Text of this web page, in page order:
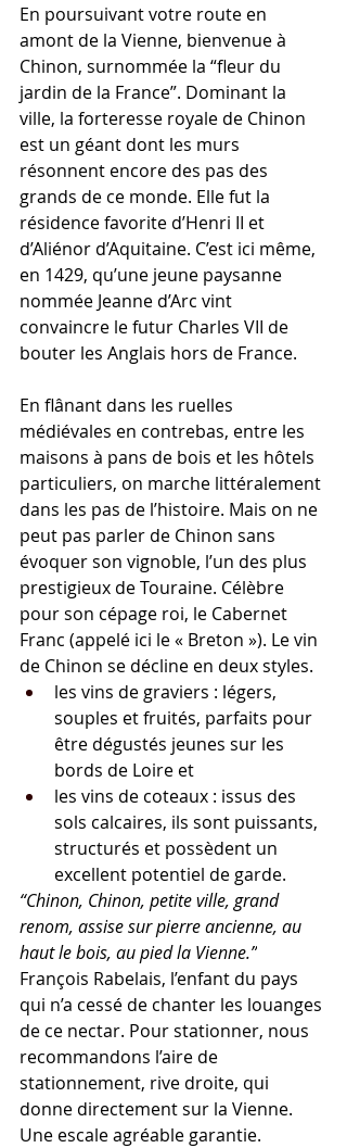
En poursuivant votre route en
amont de la Vienne, bienvenue à
Chinon, surnommée la “fleur du
jardin de la France”. Dominant la
ville, la forteresse royale de Chinon
est un géant dont les murs
résonnent encore des pas des
grands de ce monde. Elle fut la
résidence favorite d’Henri II et
d’Aliénor d’Aquitaine. C’est ici même,
en 1429, qu’une jeune paysanne
nommée Jeanne d’Arc vint
convaincre le futur Charles VII de
bouter les Anglais hors de France.
En flânant dans les ruelles
médiévales en contrebas, entre les
maisons à pans de bois et les hôtels
particuliers, on marche littéralement
dans les pas de l’histoire. Mais on ne
peut pas parler de Chinon sans
évoquer son vignoble, l’un des plus
prestigieux de Touraine. Célèbre
pour son cépage roi, le Cabernet
Franc (appelé ici le « Breton »). Le vin
de Chinon se décline en deux styles.
les vins de graviers : légers,
souples et fruités, parfaits pour
être dégustés jeunes sur les
bords de Loire et
les vins de coteaux : issus des
sols calcaires, ils sont puissants,
structurés et possèdent un
excellent potentiel de garde.
“Chinon, Chinon, petite ville, grand
renom, assise sur pierre ancienne, au
haut le bois, au pied la Vienne.”
François Rabelais, l’enfant du pays
qui n’a cessé de chanter les louanges
de ce nectar. Pour stationner, nous
recommandons l’aire de
stationnement, rive droite, qui
donne directement sur la Vienne.
Une escale agréable garantie.